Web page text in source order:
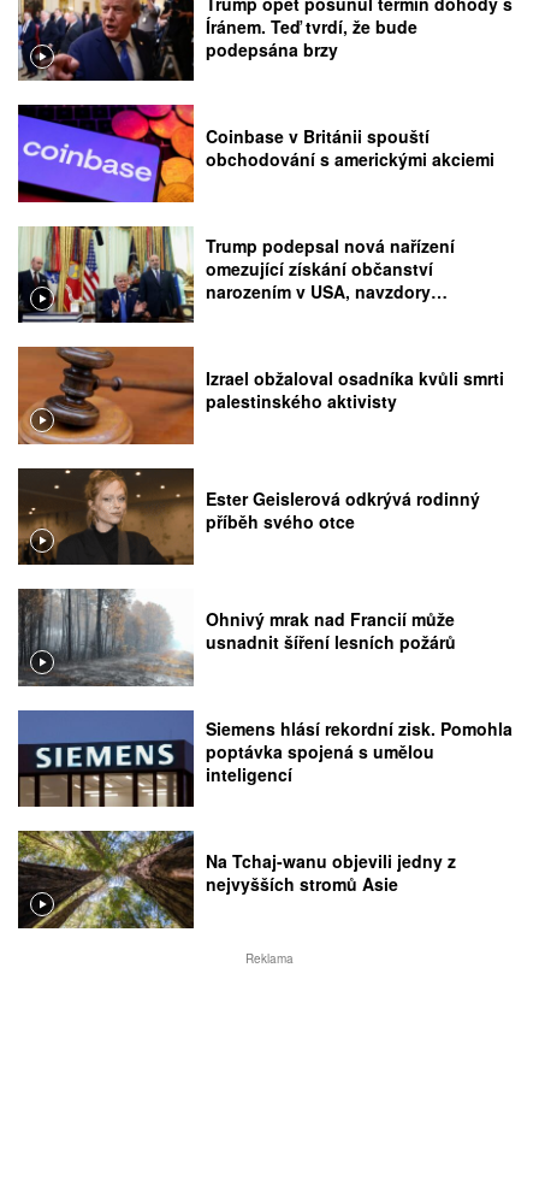
Íránem. Teď tvrdí, že bude
podepsána brzy
Coinbase v Británii spouští
obchodování s americkými akciemi
Trump podepsal nová nařízení
omezující získání občanství
narozením v USA, navzdory
Izrael obžaloval osadníka kvůli smrti
palestinského aktivisty
Ester Geislerová odkrývá rodinný
příběh svého otce
Ohnivý mrak nad Francií může
usnadnit šíření lesních požárů
Siemens hlásí rekordní zisk. Pomohla
poptávka spojená s umělou
inteligencí
Na Tchaj-wanu objevili jedny z
nejvyšších stromů Asie
Reklama